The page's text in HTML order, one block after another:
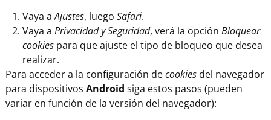
Vaya aAjustes, luego Safari.
Vaya a Privacidad y Seguridad, verá la opción Bloquear
cookiespara que ajuste el tipo de bloqueo que desea
realizar.
Para acceder a la configuración decookiesdel navegador
para dispositivos Android siga estos pasos (pueden
variar en función de la versión del navegador):